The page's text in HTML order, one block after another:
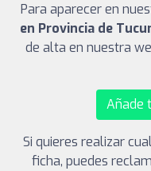
Para aparecer en
en Provincia de
de alta en nuestra
Añade
Si quieres realizar
ficha, puedes